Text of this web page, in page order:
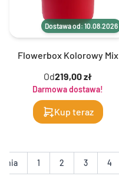
Dostawa od: 10.08.2026
Flowerbox Kolorowy Mix
Od219,00 zł
Darmowa dostawa!
Kup teraz
1 2 3 4